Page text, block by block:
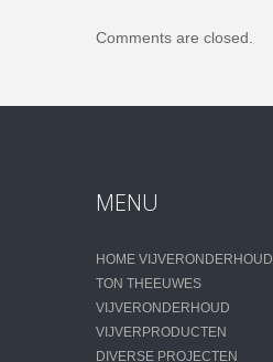
Comments are closed.
MENU
HOME VIJVERONDERHOUD
TON THEEUWES
VIJVERONDERHOUD
VIJVERPRODUCTEN
DIVERSE PROJECTEN